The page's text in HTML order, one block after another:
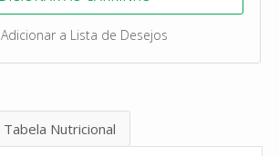
Adicionar a Lista de Desejos
Tabela Nutricional